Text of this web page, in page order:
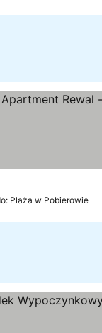
Plaża w Pobierowie